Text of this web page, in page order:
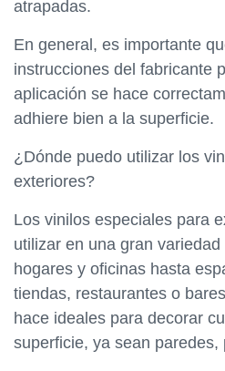
atrapadas.
En general, es importante
instrucciones del fabricante
aplicación se hace
adhiere bien a la superficie.
¿Dónde puedo utilizar los
exteriores?
Los vinilos especiales para
utilizar en una gran
hogares y oficinas hasta
tiendas, restaurantes o
hace ideales para decorar
superficie, ya sean paredes,